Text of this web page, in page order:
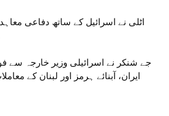
اٹلی نے اسرائیل کے ساتھ دفاعی
جے شنکر نے اسرائیلی وزیر خارجہ سے
ایران، آبنائے ہرمز اور لبنان کے